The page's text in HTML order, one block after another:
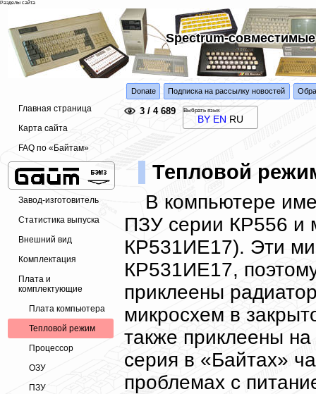
Spectrum-
Главная страница
Карта сайта
FAQ по «Байтам»
Завод-изготовитель
Статистика выпуска
Внешний вид
Комплектация
Плата и
комплектующие
Плата компьютера
Тепловой режим
Процессор
ОЗУ
ПЗУ
Разделы сайта
Donate Подписка на рассылку новостей
3 / 4 689 Выбрать язык
BY EN RU
Тепловой
В компьютере
ПЗУ серии КР556 и
КР531ИЕ17). Эти
КР531ИЕ17,
приклеены
микросхем в
также приклеены
серия в «Байтах»
проблемах с